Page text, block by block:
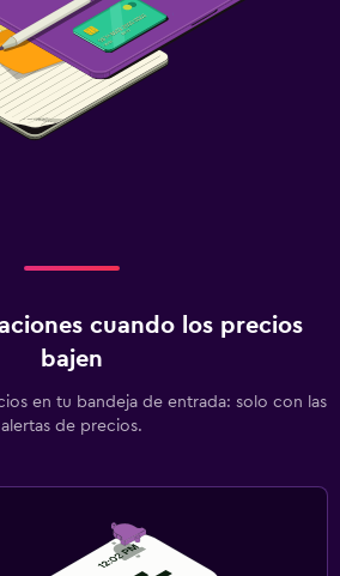
cuando los precios
bajen
en tu bandeja de entrada: solo con las
alertas de precios.